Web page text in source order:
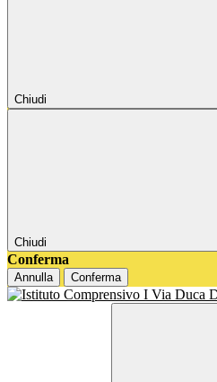
Chiudi
Chiudi
Conferma
Annulla Conferma